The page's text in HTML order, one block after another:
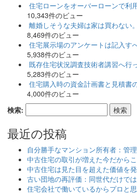
住宅ローンをオーバーローンで利
10,343件のビュー
離婚しそうな夫婦は家は買わない
8,469件のビュー
住宅展示場のアンケートは記入す
5,938件のビュー
既存住宅状況調査技術者講習へ行
5,283件のビュー
住宅購入時の資金計画書と見積書
4,000件のビュー
検索:
最近の投稿
自分勝手なマンション所有者：管
中古住宅の取引が増えた今だから
中古住宅は見た目を超えた価値を
古い団地の再評価：同世代だけで
住宅会社で働いているからプロと